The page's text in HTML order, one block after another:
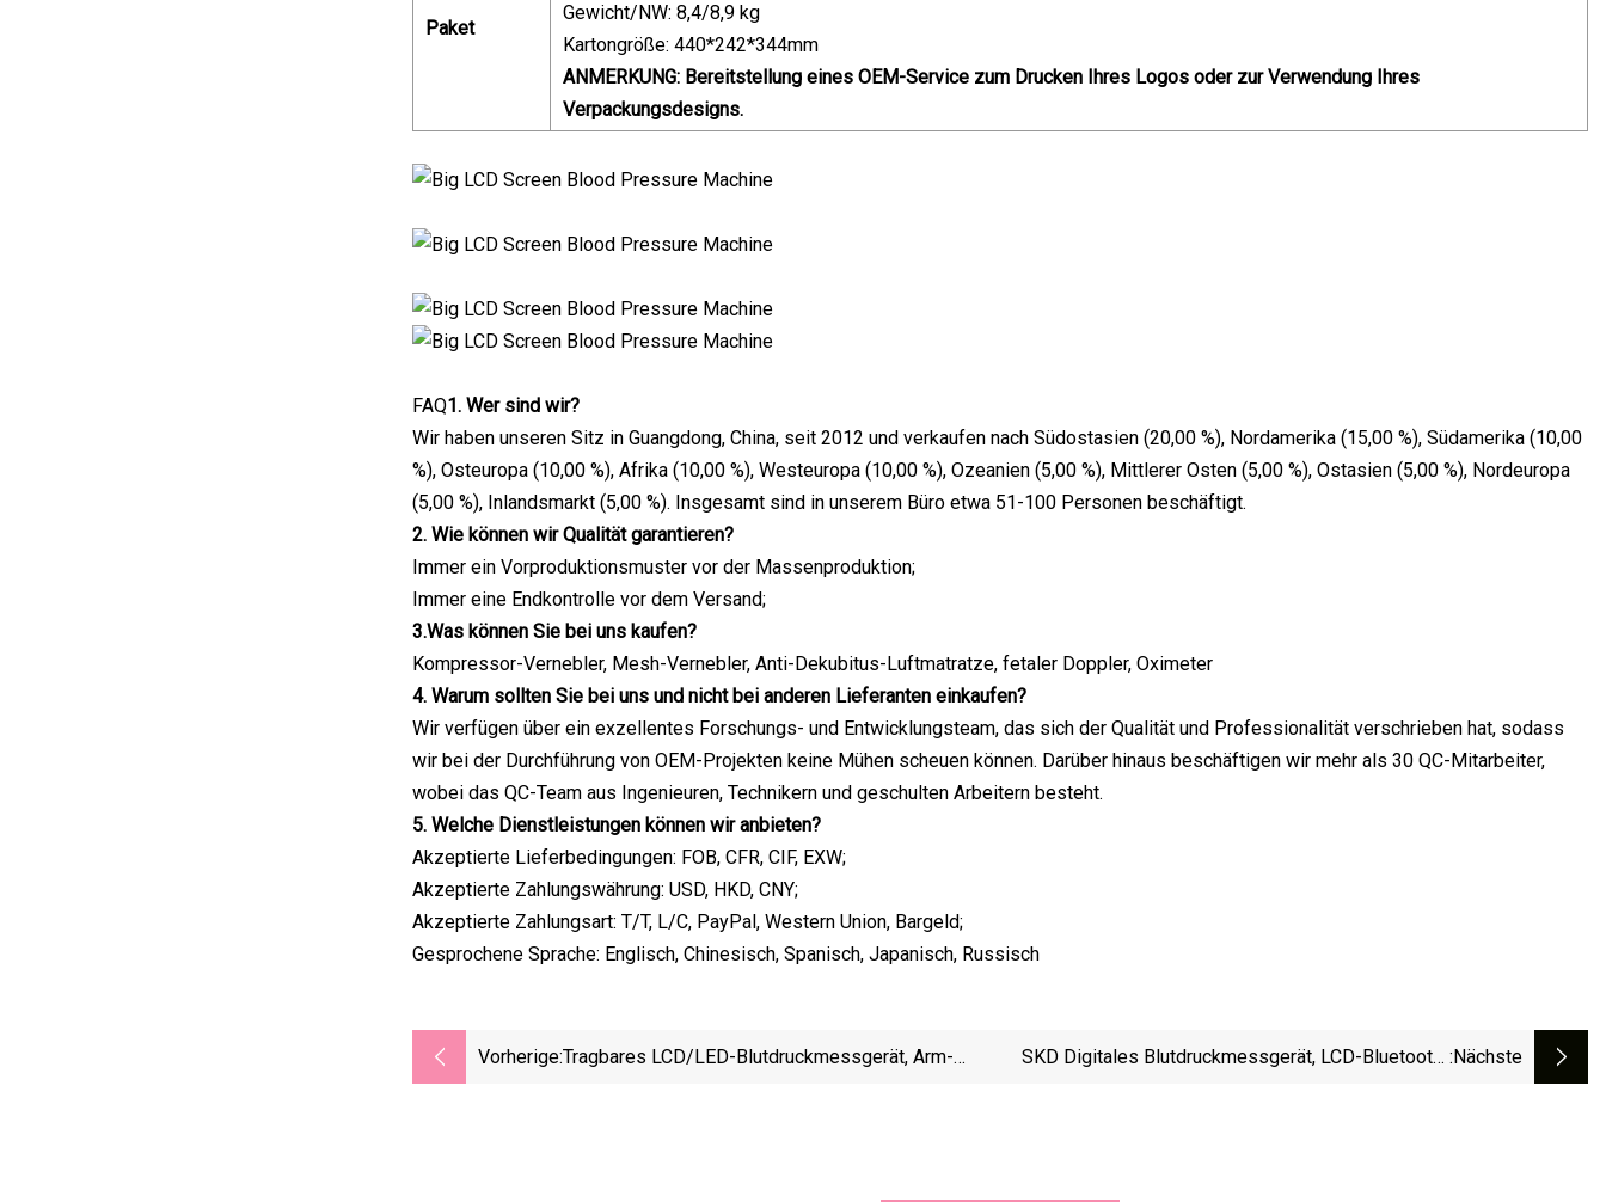
Paket
Gewicht/NW: 8,4/8,9 kg
Kartongröße: 440*242*344mm
ANMERKUNG: Bereitstellung eines OEM-Service zum Drucken Ihres Logos oder zur Verwendung Ihres
Verpackungsdesigns.
FAQ1. Wer sind wir?
Wir haben unseren Sitz in Guangdong, China, seit 2012 und verkaufen nach Südostasien (20,00 %), Nordamerika (15,00 %), Südamerika (10,00
%), Osteuropa (10,00 %), Afrika (10,00 %), Westeuropa (10,00 %), Ozeanien (5,00 %), Mittlerer Osten (5,00 %), Ostasien (5,00 %), Nordeuropa
(5,00 %), Inlandsmarkt (5,00 %). Insgesamt sind in unserem Büro etwa 51-100 Personen beschäftigt.
2. Wie können wir Qualität garantieren?
Immer ein Vorproduktionsmuster vor der Massenproduktion;
Immer eine Endkontrolle vor dem Versand;
3.Was können Sie bei uns kaufen?
Kompressor-Vernebler, Mesh-Vernebler, Anti-Dekubitus-Luftmatratze, fetaler Doppler, Oximeter
4. Warum sollten Sie bei uns und nicht bei anderen Lieferanten einkaufen?
Wir verfügen über ein exzellentes Forschungs- und Entwicklungsteam, das sich der Qualität und Professionalität verschrieben hat, sodass
wir bei der Durchführung von OEM-Projekten keine Mühen scheuen können. Darüber hinaus beschäftigen wir mehr als 30 QC-Mitarbeiter,
wobei das QC-Team aus Ingenieuren, Technikern und geschulten Arbeitern besteht.
5. Welche Dienstleistungen können wir anbieten?
Akzeptierte Lieferbedingungen: FOB, CFR, CIF, EXW;
Akzeptierte Zahlungswährung: USD, HKD, CNY;
Akzeptierte Zahlungsart: T/T, L/C, PayPal, Western Union, Bargeld;
Gesprochene Sprache: Englisch, Chinesisch, Spanisch, Japanisch, Russisch
Vorherige:Tragbares LCD/LED-Blutdruckmessgerät, Arm-
SKD Digitales Blutdruckmessgerät, LCD-Bluetooth- :nächste